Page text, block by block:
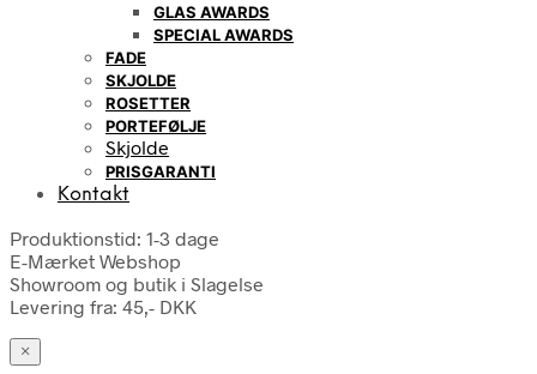
GLAS AWARDS
SPECIAL AWARDS
FADE
SKJOLDE
ROSETTER
PORTEFØLJE
Skjolde
PRISGARANTI
Kontakt
Produktionstid: 1-3 dage
E-Mærket Webshop
Showroom og butik i Slagelse
Levering fra: 45,- DKK
×